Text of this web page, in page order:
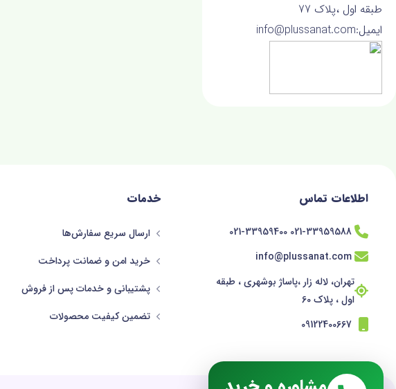
طبقه اول ،پلاک 77
ایمیل:info@plussanat.com
اطلاعات تماس
021-33959588 021-33959400
info@plussanat.com
تهران، لاله زار ،پاساژ بوشهری ، طبقه
اول ، پلاک 60
09122400667
خدمات
ارسال سریع سفارش‌ها
خرید امن و ضمانت پرداخت
پشتیبانی و خدمات پس از فروش
تضمین کیفیت محصولات